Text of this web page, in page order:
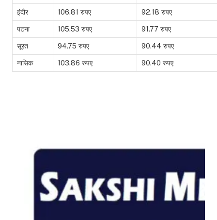
इंदौर 106.81 रुपए 92.18 रुपए
पटना 105.53 रुपए 91.77 रुपए
सूरत 94.75 रुपए 90.44 रुपए
नासिक 103.86 रुपए 90.40 रुपए